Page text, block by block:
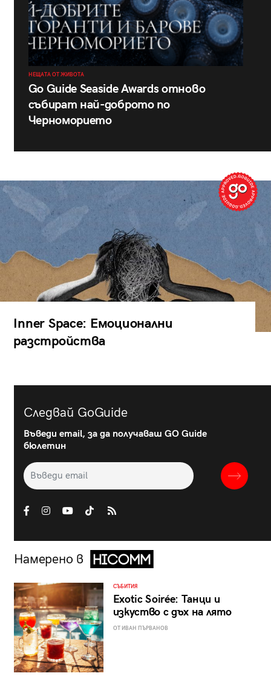
НЕЩАТА ОТ ЖИВОТА
Go Guide Seaside Awards отново
събират най-доброто по
Черноморието
Inner Space: Емоционални
разстройства
Следвай GoGuide
Въведи email, за да получаваш GO Guide
бюлетин
Намерено в
СЪБИТИЯ
Exotic Soirée: Танци и
изкуство с дъх на лято
ОТ ИВАН ПЪРВАНОВ